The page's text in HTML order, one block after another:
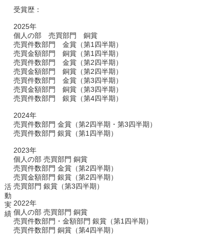
活
動
実
績
受賞歴：
2025年
個人の部 売買部門 銅賞
売買件数部門 金賞（第1四半期）
売買金額部門 銅賞（第1四半期）
売買件数部門 金賞（第2四半期）
売買金額部門 銅賞（第2四半期）
売買件数部門 金賞（第3四半期）
売買金額部門 銅賞（第3四半期）
売買件数部門 銀賞（第4四半期）
2024年
売買件数部門 金賞（第2四半期・第3四半期）
売買件数部門 銀賞（第1四半期）
2023年
個人の部 売買部門 銅賞
売買件数部門 金賞（第2四半期）
売買金額部門 銀賞（第2四半期）
売買部門 銀賞（第3四半期）
2022年
個人の部 売買部門 銅賞
売買件数部門・金額部門 銀賞（第1四半期）
売買件数部門 銅賞（第4四半期）